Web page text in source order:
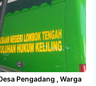
Pengadang , Warga